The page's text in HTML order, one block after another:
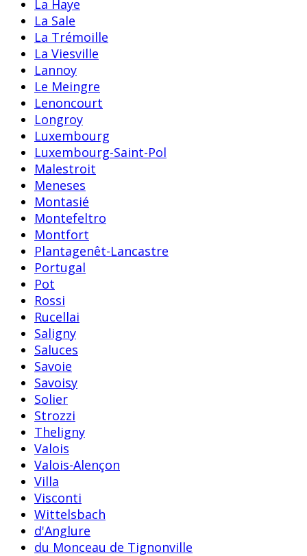
La Haye
La Sale
La Trémoille
La Viesville
Lannoy
Le Meingre
Lenoncourt
Longroy
Luxembourg
Luxembourg-Saint-Pol
Malestroit
Meneses
Montasié
Montefeltro
Montfort
Plantagenêt-Lancastre
Portugal
Pot
Rossi
Rucellai
Saligny
Saluces
Savoie
Savoisy
Solier
Strozzi
Theligny
Valois
Valois-Alençon
Villa
Visconti
Wittelsbach
d'Anglure
du Monceau de Tignonville